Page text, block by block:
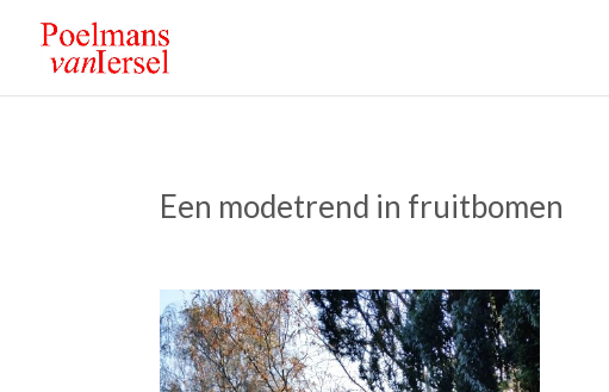
Een modetrend in fruitbomen